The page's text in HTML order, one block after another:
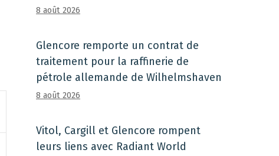
8 août 2026
Glencore remporte un contrat de
traitement pour la raffinerie de
pétrole allemande de Wilhelmshaven
8 août 2026
Vitol, Cargill et Glencore rompent
leurs liens avec Radiant World